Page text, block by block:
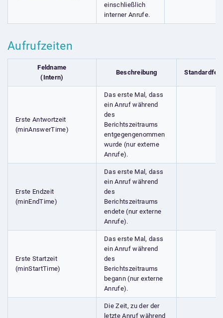
einschließlich
interner Anrufe.
Aufrufzeiten
Feldname
(Intern)
Beschreibung
Erste Antwortzeit
(minAnswerTime)
Das erste Mal, dass
ein Anruf während
des
Berichtszeitraums
entgegengenommen
wurde (nur externe
Anrufe).
Erste Endzeit
(minEndTime)
Das erste Mal, dass
ein Anruf während
des
Berichtszeitraums
endete (nur externe
Anrufe).
Erste Startzeit
(minStartTime)
Das erste Mal, dass
ein Anruf während
des
Berichtszeitraums
begann (nur externe
Anrufe).
Die Zeit, zu der der
letzte Anruf während